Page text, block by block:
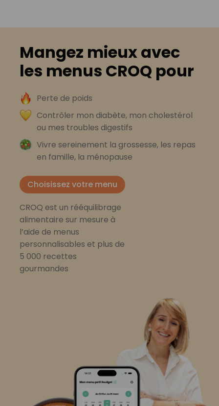
Mangez mieux avec
les menus CROQ pour
Perte de poids
Contrôler mon diabète, mon cholestérol
ou mes troubles digestifs
Vivre sereinement la grossesse, les repas
en famille, la ménopause
Choisissez votre menu
CROQ est un rééquilibrage
alimentaire sur mesure à
l’aide de menus
personnalisables et plus de
5 000 recettes
gourmandes